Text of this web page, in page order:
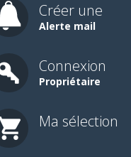
Créer une
Alerte mail
Connexion
Propriétaire
Ma sélection